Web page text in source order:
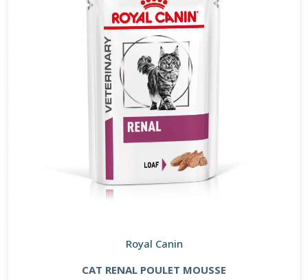
Royal Canin
CAT RENAL POULET MOUSSE